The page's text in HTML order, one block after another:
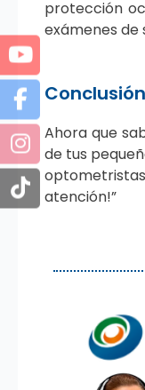
protección
exámenes de
Ahora que
de tus
optometristas
atención!”